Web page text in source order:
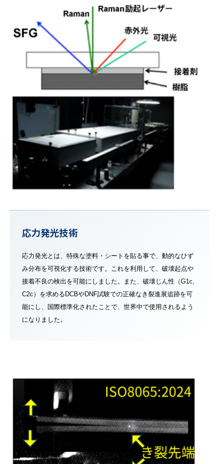
応力発光技術
応力発光とは、特殊な塗料・シートを貼る事で、動的なひず
み分布を可視化する技術です。これを利用して、破壊起点や
接着不良の検出を可能にしました。また、破壊じん性（G1c,
C2c）を求めるDCBやDNF試験での正確なき裂進展追跡を可
能にし、国際標準化されたことで、世界中で使用されるよう
になりました。